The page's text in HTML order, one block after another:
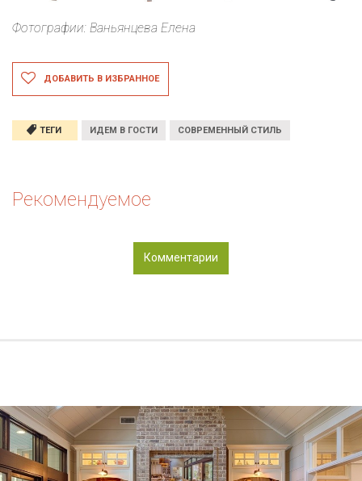
Фотографии: Ваньянцева Елена
ДОБАВИТЬ В ИЗБРАННОЕ
ТЕГИ ИДЕМ В ГОСТИ СОВРЕМЕННЫЙ СТИЛЬ
Рекомендуемое
Комментарии